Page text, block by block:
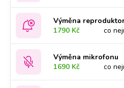
Výměna
1790 Kč
co
Výměna mikrofonu
1690 Kč
co